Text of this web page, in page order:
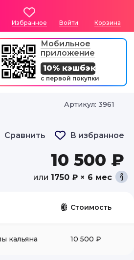
Избранное Войти Корзина
Мобильное
приложение
10% кэшбэк
с первой покупки
Артикул: 3961
Сравнить В избранное
10 500 ₽
или 1750 ₽ × 6 мес
Стоимость
кальяна 10 500 ₽